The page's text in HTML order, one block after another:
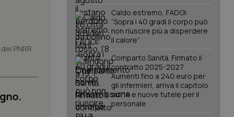
PNRR
Caldo estremo, FADOI:
“Sopra i 40 gradi il corpo può
non riuscire più a disperdere
il calore”
Comparto Sanità. Firmato il
contratto 2025-2027.
Aumenti fino a 240 euro per
gli infermieri, arriva il capitolo
sull'IA e nuove tutele per il
personale
memorizzare le
per la loro
sul consenso
che le loro
servizio Cookie-
di consenso
che il banner